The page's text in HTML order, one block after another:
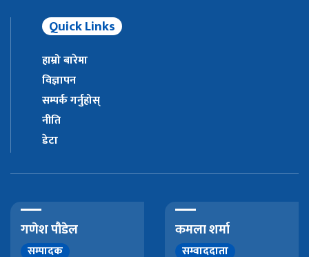
Quick Links
हाम्रो बारेमा
विज्ञापन
सम्पर्क गर्नुहोस्
नीति
डेटा
गणेश पौडेल
सम्पादक
कमला शर्मा
सम्वाददाता